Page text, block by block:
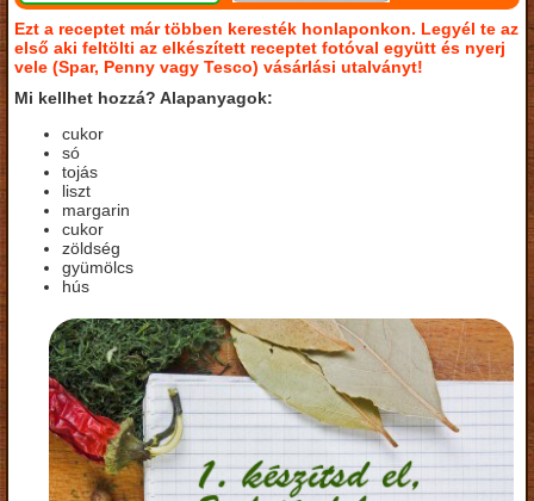
Ezt a receptet már többen keresték honlaponkon. Legyél te az
első aki feltölti az elkészített receptet fotóval együtt és nyerj
vele (Spar, Penny vagy Tesco) vásárlási utalványt!
Mi kellhet hozzá? Alapanyagok:
cukor
só
tojás
liszt
margarin
cukor
zöldség
gyümölcs
hús